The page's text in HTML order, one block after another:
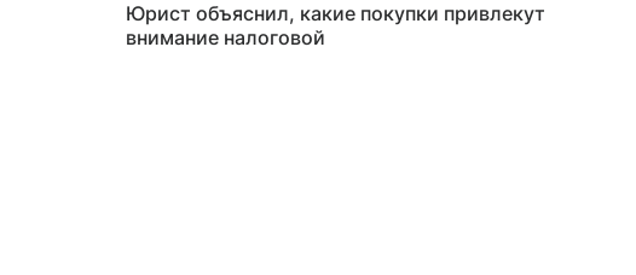
Юрист объяснил, какие покупки привлекут
внимание налоговой